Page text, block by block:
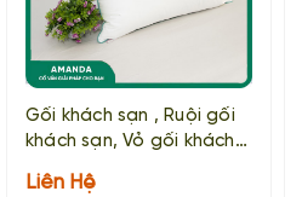
Gối khách sạn , Ruội gối
khách sạn, Vỏ gối khách
Liên Hệ